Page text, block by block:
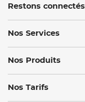
Restons connectés
Nos Services
Nos Produits
Nos Tarifs